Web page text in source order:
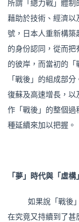
所謂「總力戰」體制
藉助於技術、經濟
號，日本人重新構
的身份認同，從而
的彼岸，而當初的
「戰後」的組成部
復蘇及高速增長，
作「戰後」的整個
種延續來加以把握。
「夢」時代與「虛
如果說「戰後
在究竟又持續到了甚